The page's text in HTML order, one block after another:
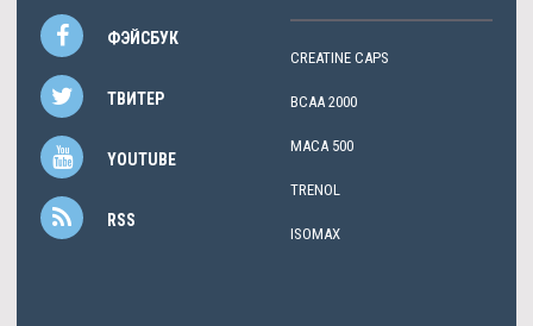
ФЭЙСБУК
ТВИТЕР
YOUTUBE
RSS
CREATINE CAPS
BCAA 2000
MACA 500
TRENOL
ISOMAX